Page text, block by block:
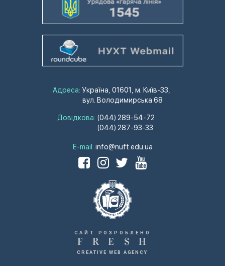
Адреса: Україна, 01601, м. Київ-33,
вул. Володимирська 68
Довідкова: (044) 289-54-72
(044) 287-93-33
E-mail: info@nuft.edu.ua
САЙТ РОЗРОБЛЕНО
F R E S H
CREATIVE WEB AGENCY